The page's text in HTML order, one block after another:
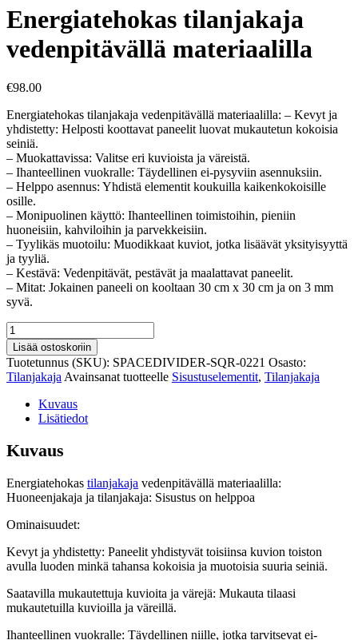
Energiatehokas tilanjakaja
vedenpitävällä materiaalilla
€98.00
Energiatehokas tilanjakaja vedenpitävällä materiaalilla: – Kevyt ja
yhdistetty: Helposti koottavat paneelit luovat mukautetun kokoisia
seiniä.
– Muokattavissa: Valitse eri kuvioista ja väreistä.
– Ihanteellinen vuokralle: Täydellinen ei-pysyviin asennuksiin.
– Helppo asennus: Yhdistä elementit koukuilla kaikenkokoisille
osille.
– Monipuolinen käyttö: Ihanteellinen toimistoihin, pieniin
huoneisiin, kahviloihin ja parvekkeisiin.
– Tyylikäs muotoilu: Muodikkaat kuviot, jotka lisäävät yksityisyyttä
ja tyyliä.
– Kestävä: Vedenpitävät, pestävät ja maalattavat paneelit.
– Mitat: Jokainen paneeli on kooltaan 30 cm x 30 cm ja on 3 mm
syvä.
Energiatehokas
tilanjakaja
vedenpitävällä
materiaalilla
määrä
Lisää ostoskoriin
Tuotetunnus (SKU): SPACEDIVIDER-SQR-0221 Osasto:
Tilanjakaja Avainsanat tuotteelle Sisustuselementit, Tilanjakaja
Kuvaus
Lisätiedot
Kuvaus
Energiatehokas tilanjakaja vedenpitävällä materiaalilla:
Huoneenjakaja ja tilanjakaja: Sisustus on helppoa
Ominaisuudet:
Kevyt ja yhdistetty: Paneelit yhdistyvät toisiinsa kuvion toiston
avulla luoden minkä tahansa kokoisia ja muotoisia suuria seiniä.
Saatavilla mukautettuja kuvioita ja värejä: Mukauta tilaasi
mukautetuilla kuvioilla ja väreillä.
Ihanteellinen vuokralle: Täydellinen niille, jotka tarvitsevat ei-